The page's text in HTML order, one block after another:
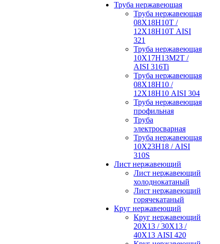
Труба нержавеющая
Труба нержавеющая
08Х18Н10Т /
12Х18Н10Т AISI
321
Труба нержавеющая
10Х17Н13М2Т /
AISI 316Ti
Труба нержавеющая
08Х18Н10 /
12Х18Н10 AISI 304
Труба нержавеющая
профильная
Труба
электросварная
Труба нержавеющая
10Х23Н18 / AISI
310S
Лист нержавеющий
Лист нержавеющий
холоднокатаный
Лист нержавеющий
горячекатаный
Круг нержавеющий
Круг нержавеющий
20Х13 / 30Х13 /
40Х13 AISI 420